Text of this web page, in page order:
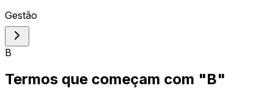
Gestão
B
Termos que começam com "B"